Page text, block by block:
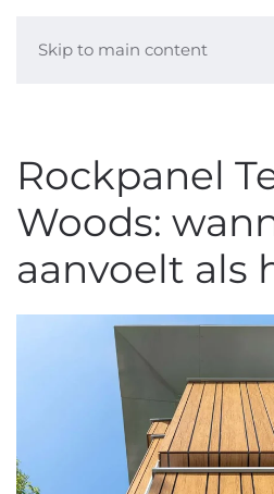
Skip to main content
Rockpanel
Woods:
aanvoelt als